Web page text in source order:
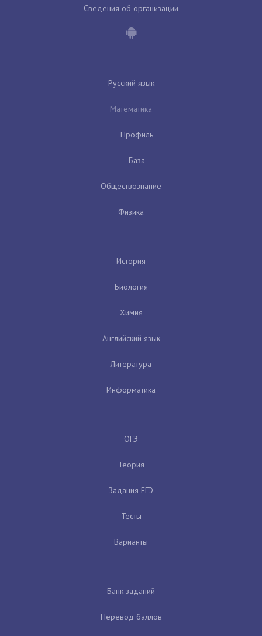
Сведения об организации
Русский язык
Математика
Профиль
База
Обществознание
Физика
История
Биология
Химия
Английский язык
Литература
Информатика
ОГЭ
Теория
Задания ЕГЭ
Тесты
Варианты
Банк заданий
Перевод баллов